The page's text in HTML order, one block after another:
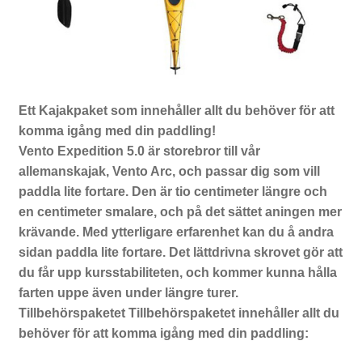
Ett Kajakpaket som innehåller allt du behöver för att
komma igång med din paddling!
Vento Expedition 5.0 är storebror till vår
allemanskajak, Vento Arc, och passar dig som vill
paddla lite fortare. Den är tio centimeter längre och
en centimeter smalare, och på det sättet aningen mer
krävande. Med ytterligare erfarenhet kan du å andra
sidan paddla lite fortare. Det lättdrivna skrovet gör att
du får upp kursstabiliteten, och kommer kunna hålla
farten uppe även under längre turer.
TillbehörspaketetTillbehörspaketet innehåller allt du
behöver för att komma igång med din paddling: